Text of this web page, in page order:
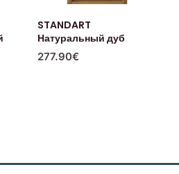
STANDART
Натуральный дуб
277.90€